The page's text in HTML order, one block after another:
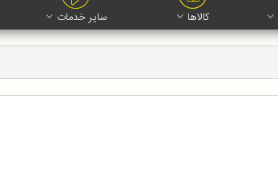
کالاها سایر خدمات